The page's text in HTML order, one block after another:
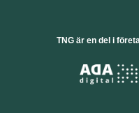
TNG är en del i